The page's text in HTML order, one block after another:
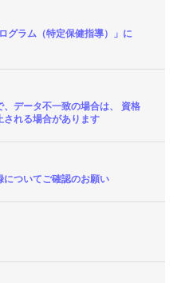
グラム（特定保健指導）」に
データ不一致の場合は、 資格
される場合があります
についてご確認のお願い